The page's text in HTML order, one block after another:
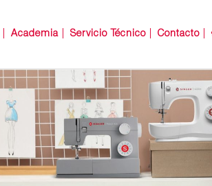
Academia Servicio Técnico Contacto